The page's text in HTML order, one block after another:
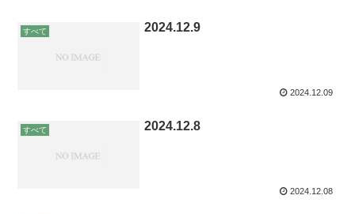
すべて 2024.12.9
2024.12.09
すべて 2024.12.8
2024.12.08